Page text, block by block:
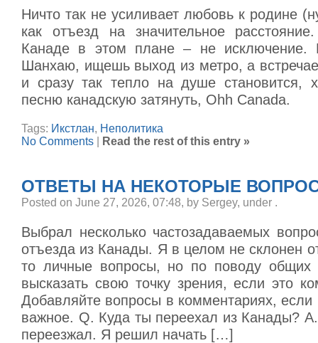
Ничто так не усиливает любовь к родине
как отъезд на значительное
Канаде в этом плане – не исключение.
Шанхаю, ищешь выход из метро, а
и сразу так тепло на душе становится,
песню канадскую затянуть, Ohh Canada.
Tags: Икстлан, Неполитика
No Comments
Read the rest of this entry »
ОТВЕТЫ НА НЕКОТОРЫЕ
Posted on June 27, 2026, 07:48, by Sergey, under .
Выбрал несколько частозадаваемых
отъезда из Канады. Я в целом не склонен
то личные вопросы, но по поводу
высказать свою точку зрения, если это
Добавляйте вопросы в комментариях, если
важное. Q. Куда ты переехал из Канады?
переезжал. Я решил начать […]